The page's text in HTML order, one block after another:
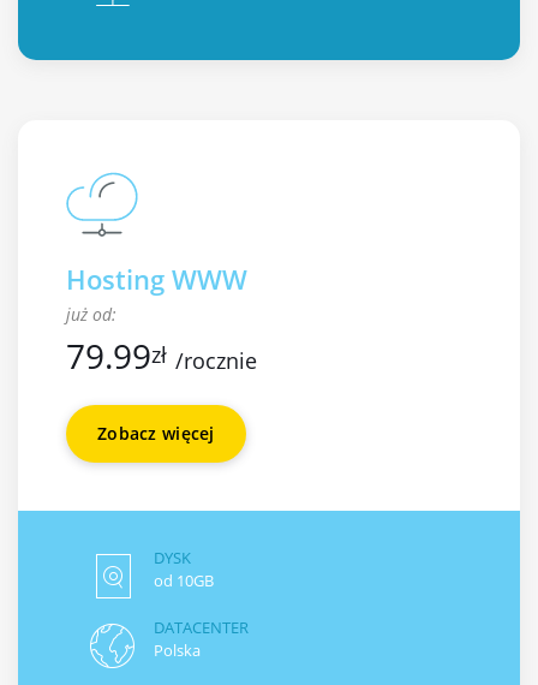
Hosting WWW
już od:
79.99zł /rocznie
Zobacz więcej
DYSK
od 10GB
DATACENTER
Polska